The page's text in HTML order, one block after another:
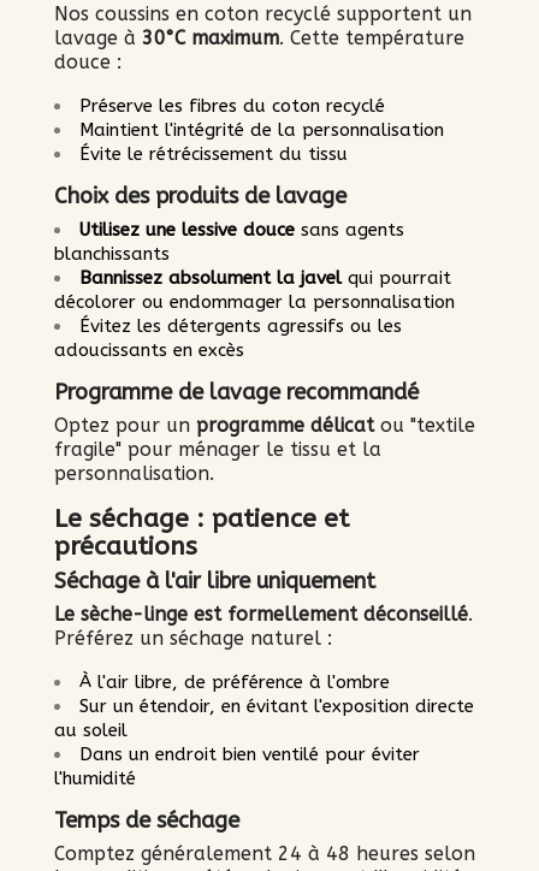
Nos coussins en coton recyclé supportent un
lavage à 30°C maximum. Cette température
douce :
Préserve les fibres du coton recyclé
Maintient l'intégrité de la personnalisation
Évite le rétrécissement du tissu
Choix des produits de lavage
Utilisez une lessive douce sans agents
blanchissants
Bannissez absolument la javelqui pourrait
décolorer ou endommager la personnalisation
Évitez les détergents agressifs ou les
adoucissants en excès
Programme de lavage recommandé
Optez pour un programme délicatou "textile
fragile" pour ménager le tissu et la
personnalisation.
Le séchage : patience et
précautions
Séchage à l'air libre uniquement
Le sèche-linge est formellement déconseillé.
Préférez un séchage naturel :
À l'air libre, de préférence à l'ombre
Sur un étendoir, en évitant l'exposition directe
au soleil
Dans un endroit bien ventilé pour éviter
l'humidité
Temps de séchage
Comptez généralement 24 à 48 heures selon